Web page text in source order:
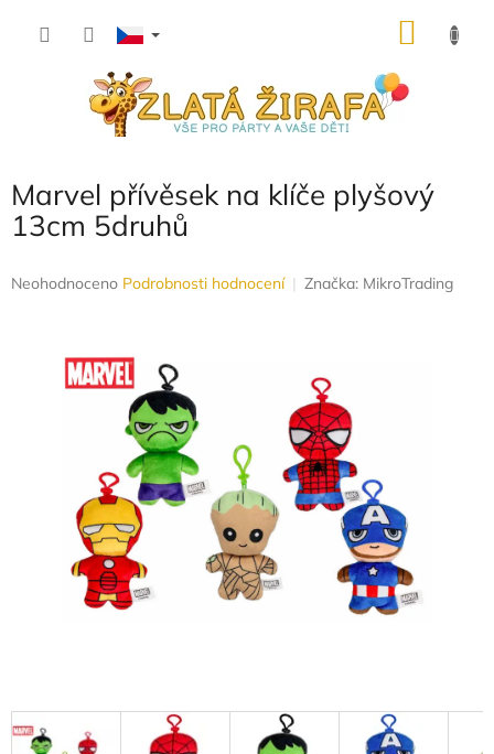
Marvel přívěsek na klíče plyšový
13cm 5druhů
Průměrné
Neohodnoceno Podrobnosti hodnocení Značka: MikroTrading